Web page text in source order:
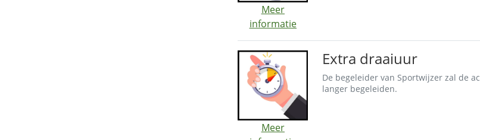
Meer
informatie
Meer
Extra draaiuur
De begeleider van Sportwijzer zal de
langer begeleiden.